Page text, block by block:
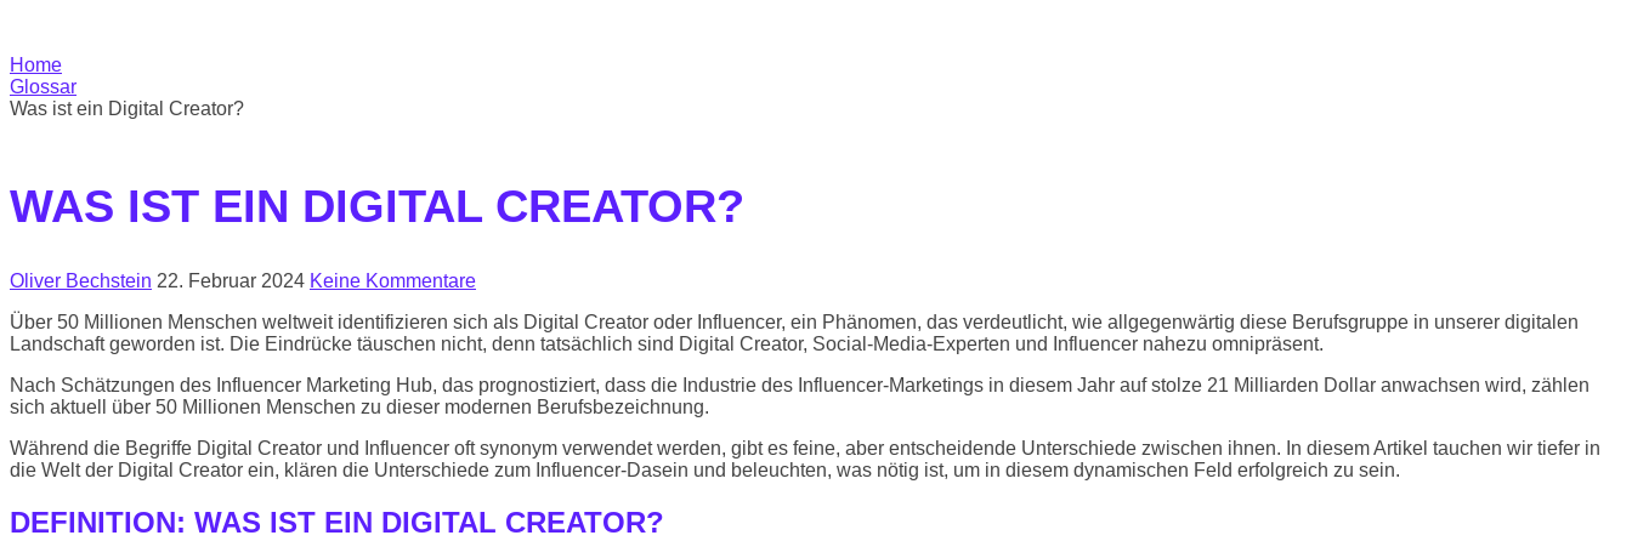
Home
Glossar
Was ist ein Digital Creator?
WAS IST EIN DIGITAL CREATOR?
Oliver Bechstein 22. Februar 2024 Keine Kommentare
Über 50 Millionen Menschen weltweit identifizieren sich als Digital Creator oder Influencer, ein Phänomen, das verdeutlicht, wie allgegenwärtig diese Berufsgruppe in unserer digitalen
Landschaft geworden ist. Die Eindrücke täuschen nicht, denn tatsächlich sind Digital Creator, Social-Media-Experten und Influencer nahezu omnipräsent.
Nach Schätzungen des Influencer Marketing Hub, das prognostiziert, dass die Industrie des Influencer-Marketings in diesem Jahr auf stolze 21 Milliarden Dollar anwachsen wird, zählen
sich aktuell über 50 Millionen Menschen zu dieser modernen Berufsbezeichnung.
Während die Begriffe Digital Creator und Influencer oft synonym verwendet werden, gibt es feine, aber entscheidende Unterschiede zwischen ihnen. In diesem Artikel tauchen wir tiefer in
die Welt der Digital Creator ein, klären die Unterschiede zum Influencer-Dasein und beleuchten, was nötig ist, um in diesem dynamischen Feld erfolgreich zu sein.
DEFINITION: WAS IST EIN DIGITAL CREATOR?